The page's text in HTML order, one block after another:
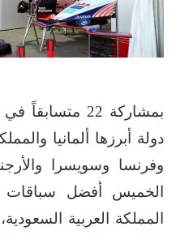
دولة أبرزها ألمانيا
وفرنسا وسويسرا
الخميس أفضل سباقات
المملكة العربية